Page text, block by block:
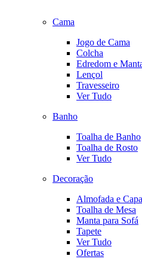
Cama
Jogo de Cama
Colcha
Edredom e
Lençol
Travesseiro
Ver Tudo
Banho
Toalha de Banho
Toalha de Rosto
Ver Tudo
Decoração
Almofada e
Toalha de Mesa
Manta para Sofá
Tapete
Ver Tudo
Ofertas